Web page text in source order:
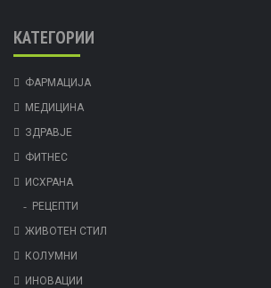
КАТЕГОРИИ
ФАРМАЦИЈА
МЕДИЦИНА
ЗДРАВЈЕ
ФИТНЕС
ИСХРАНА
РЕЦЕПТИ
ЖИВОТЕН СТИЛ
КОЛУМНИ
ИНОВАЦИИ